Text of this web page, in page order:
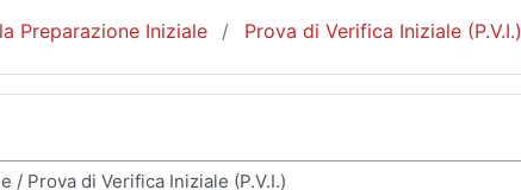
Preparazione Iniziale Prova di Verifica Iniziale (P.V.I.)